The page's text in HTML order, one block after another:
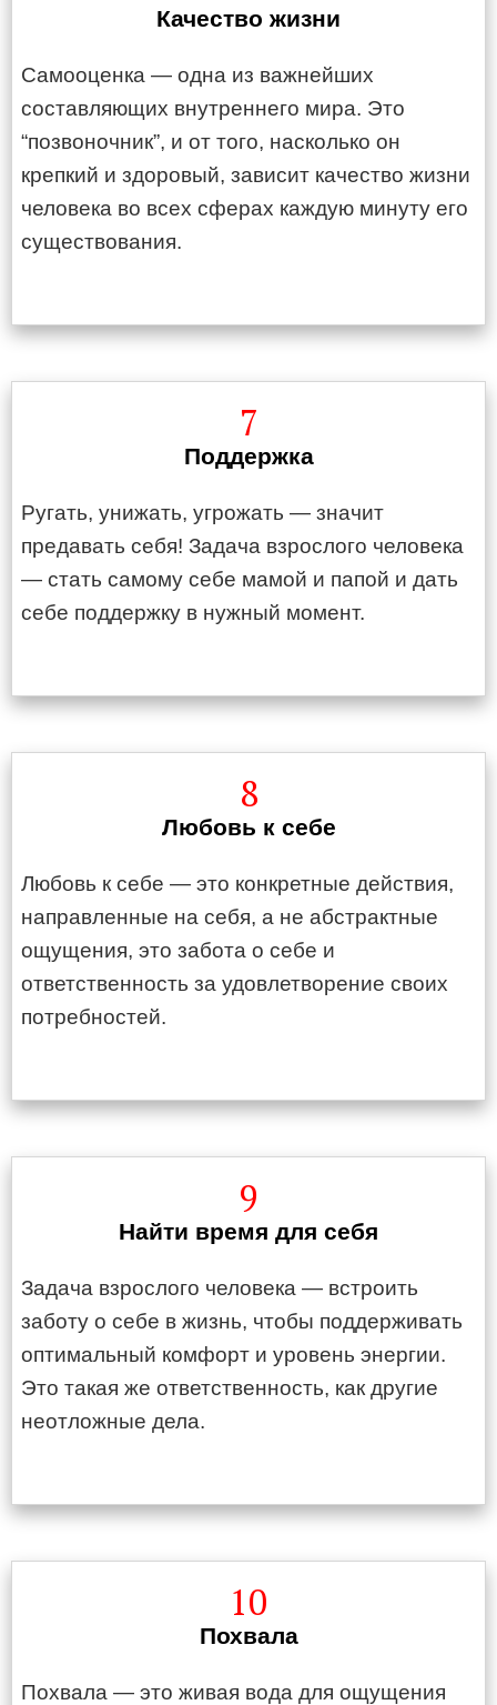
Качество жизни
Самооценка — одна из важнейших
составляющих внутреннего мира. Это
“позвоночник”, и от того, насколько он
крепкий и здоровый, зависит качество жизни
человека во всех сферах каждую минуту его
существования.
7
Поддержка
Ругать, унижать, угрожать — значит
предавать себя! Задача взрослого человека
— стать самому себе мамой и папой и дать
себе поддержку в нужный момент.
8
Любовь к себе
Любовь к себе — это конкретные действия,
направленные на себя, а не абстрактные
ощущения, это забота о себе и
ответственность за удовлетворение своих
потребностей.
9
Найти время для себя
Задача взрослого человека — встроить
заботу о себе в жизнь, чтобы поддерживать
оптимальный комфорт и уровень энергии.
Это такая же ответственность, как другие
неотложные дела.
10
Похвала
Похвала — это живая вода для ощущения